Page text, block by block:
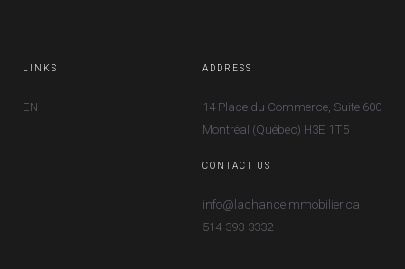
LINKS
EN
ADDRESS
14 Place du Commerce, Suite 600
Montréal (Québec) H3E 1T5
CONTACT US
info@lachanceimmobilier.ca
514-393-3332